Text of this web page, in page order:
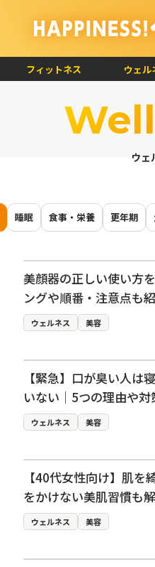
フィットネス ウェル
ウェ
睡眠 食事・栄養 更年期
美顔器の正しい使い方
ングや順番・注意点も
ウェルネス 美容
【緊急】口が臭い人は
いない｜5つの理由や
ウェルネス 美容
【40代女性向け】肌
をかけない美肌習慣も
ウェルネス 美容